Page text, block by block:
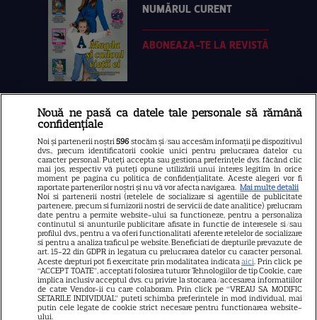
NUMĂRUL CURENT
ABONEAZA-TE LA REVISTĂ
Libertatea
Libertatea pentru femei
GSP
Știri mondene
Avantaje
Elle
Unica
Retete practice
URMĂREȘTE-NE PE
Nouă ne pasă ca datele tale personale să rămână
confidențiale
Noi și partenerii noștri596 stocăm și/sau accesăm informații pe dispozitivul
dvs., precum identificatorii cookie unici pentru prelucrarea datelor cu
caracter personal. Puteți accepta sau gestiona preferințele dvs. făcând clic
mai jos, respectiv vă puteți opune utilizării unui interes legitim în orice
moment pe pagina cu politica de confidențialitate. Aceste alegeri vor fi
raportate partenerilor noștri și nu vă vor afecta navigarea. Mai multe detalii
Noi si partenerii nostri (retelele de socializare si agentiile de publicitate
partenere, precum si furnizorii nostri de servicii de date analitice) prelucram
date pentru a permite website-ului sa functioneze, pentru a personaliza
continutul si anunturile publicitare afisate in functie de interesele si/sau
profilul dvs., pentru a va oferi functionalitati aferente retelelor de socializare
si pentru a analiza traficul pe website. Beneficiati de drepturile prevazute de
art. 15-22 din GDPR in legatura cu prelucrarea datelor cu caracter personal.
Aceste drepturi pot fi exercitate prin modalitatea indicataaici. Prin click pe
“ACCEPT TOATE”, acceptati folosirea tuturor Tehnologiilor de tip Cookie, care
implica inclusiv acceptul dvs. cu privire la stocarea/accesarea informatiilor
de catre Vendor-ii cu care colaboram. Prin click pe “VREAU SA MODIFIC
SETARILE INDIVIDUAL” puteti schimba preferintele in mod individual, mai
putin cele legate de cookie strict necesare pentru functionarea website-
ului.